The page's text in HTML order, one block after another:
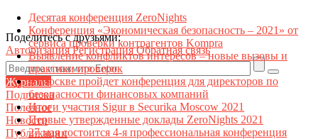
Поделитесь с друзьями:
АвторизацияРегистрацияОбратная связь
Журналы
Подписка
Полезное
Новости
Публикации
Десятая конференция ZeroNights
Конференция «Экономическая безопасность – 2021» от
сервиса проверки контрагентов Kompra
Выявление конфликтов интересов – новые вызовы и
практики проверок
В Москве пройдет конференция для директоров по
безопасности финансовых компаний
Итоги участия Sigur в Securika Moscow 2021
Первые утвержденные доклады ZeroNights 2021
27 мая состоится 4-я профессиональная конференция